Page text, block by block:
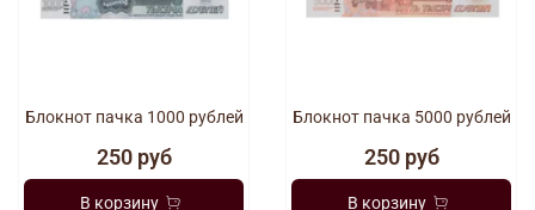
Блокнот пачка 1000 рублей
250 руб
В корзину
Блокнот пачка 5000 рублей
250 руб
В корзину